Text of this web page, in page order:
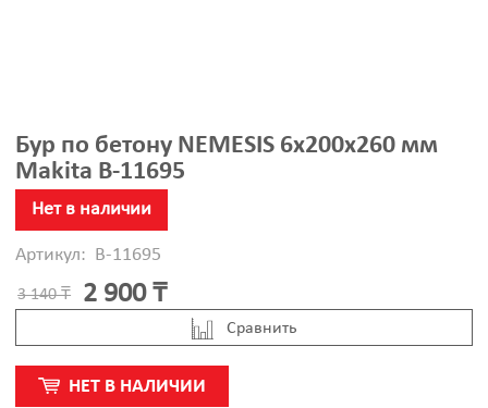
Бур по бетону NEMESIS 6x200x260 мм
Makita B-11695
Нет в наличии
Артикул: B-11695
3 140 ₸ 2 900 ₸
Cравнить
НЕТ В НАЛИЧИИ